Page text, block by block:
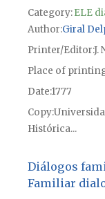
Category:ELE
Author Giral
Printer/EditorJ.
Place of
Date1777
Copy
Histórica...
Diálogos
Familiar